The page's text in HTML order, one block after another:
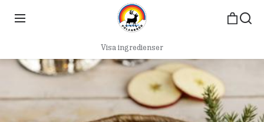
Visa ingredienser